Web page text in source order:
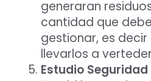
generaran
cantidad que
gestionar, es
llevarlos a
Estudio Seguridad